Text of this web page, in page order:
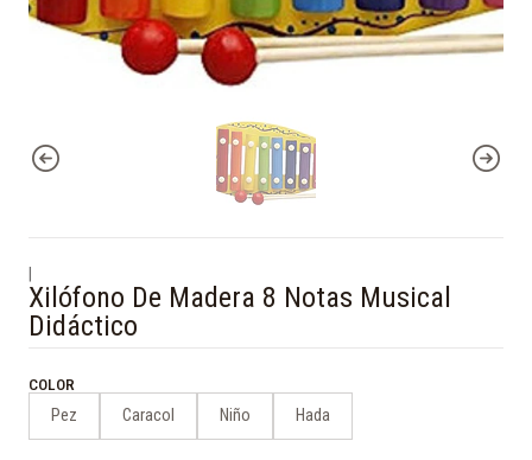
Xilófono De Madera 8 Notas Musical
Didáctico
COLOR
Pez Caracol Niño Hada